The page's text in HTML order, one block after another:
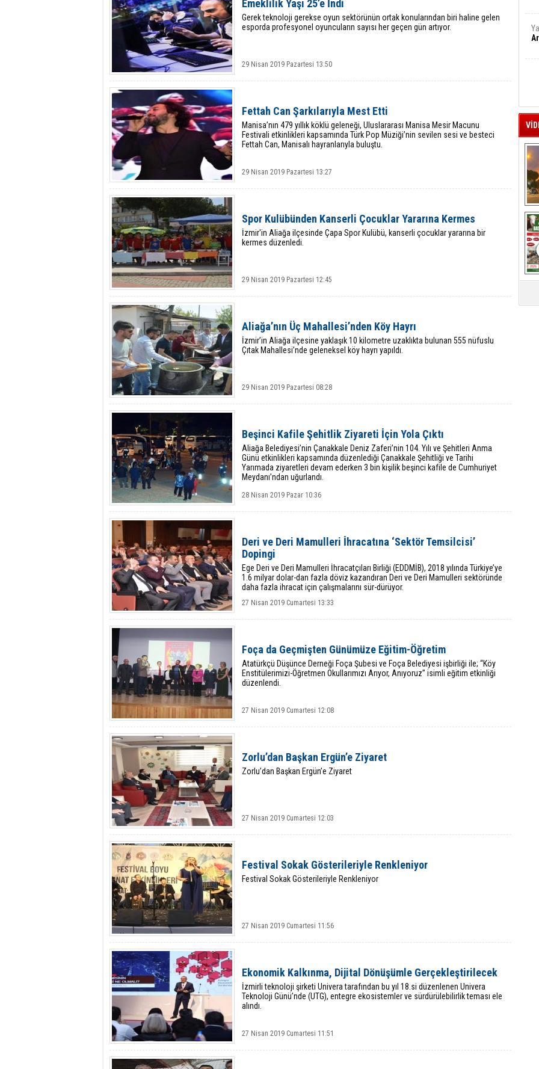
Emeklilik Yaşı 25’e İndi
Gerek teknoloji gerekse oyun sektörünün ortak konularından biri haline gelen
esporda profesyonel oyuncuların sayısı her geçen gün artıyor.
29 Nisan 2019 Pazartesi 13:50
Fettah Can Şarkılarıyla Mest Etti
Manisa’nın 479 yıllık köklü geleneği, Uluslararası Manisa Mesir Macunu
Festivali etkinlikleri kapsamında Türk Pop Müziği’nin sevilen sesi ve besteci
Fettah Can, Manisalı hayranlarıyla buluştu.
29 Nisan 2019 Pazartesi 13:27
Spor Kulübünden Kanserli Çocuklar Yararına Kermes
İzmir'in Aliağa ilçesinde Çapa Spor Kulübü, kanserli çocuklar yararına bir
kermes düzenledi.
29 Nisan 2019 Pazartesi 12:45
Aliağa’nın Üç Mahallesi’nden Köy Hayrı
İzmir’in Aliağa ilçesine yaklaşık 10 kilometre uzaklıkta bulunan 555 nüfuslu
Çıtak Mahallesi’nde geleneksel köy hayrı yapıldı.
29 Nisan 2019 Pazartesi 08:28
Beşinci Kafile Şehitlik Ziyareti İçin Yola Çıktı
Aliağa Belediyesi’nin Çanakkale Deniz Zaferi’nin 104. Yılı ve Şehitleri Anma
Günü etkinlikleri kapsamında düzenlediği Çanakkale Şehitliği ve Tarihi
Yarımada ziyaretleri devam ederken 3 bin kişilik beşinci kafile de Cumhuriyet
Meydanı’ndan uğurlandı.
28 Nisan 2019 Pazar 10:36
Deri ve Deri Mamulleri İhracatına ‘Sektör Temsilcisi’
Dopingi
Ege Deri ve Deri Mamulleri İhracatçıları Birliği (EDDMİB), 2018 yılında Türkiye’ye
1.6 milyar dolar-dan fazla döviz kazandıran Deri ve Deri Mamulleri sektöründe
daha fazla ihracat için çalışmalarını sür-dürüyor.
27 Nisan 2019 Cumartesi 13:33
Foça da Geçmişten Günümüze Eğitim-Öğretim
Atatürkçü Düşünce Derneği Foça Şubesi ve Foça Belediyesi işbirliği ile; ‘‘Köy
Enstitülerimizi-Öğretmen Okullarımızı Arıyor, Anıyoruz’’ isimli eğitim etkinliği
düzenlendi.
27 Nisan 2019 Cumartesi 12:08
Zorlu’dan Başkan Ergün’e Ziyaret
Zorlu’dan Başkan Ergün’e Ziyaret
27 Nisan 2019 Cumartesi 12:03
Festival Sokak Gösterileriyle Renkleniyor
Festival Sokak Gösterileriyle Renkleniyor
27 Nisan 2019 Cumartesi 11:56
Ekonomik Kalkınma, Dijital Dönüşümle Gerçekleştirilecek
İzmirli teknoloji şirketi Univera tarafından bu yıl 18.si düzenlenen Univera
Teknoloji Günü’nde (UTG), entegre ekosistemler ve sürdürülebilirlik teması ele
alındı.
27 Nisan 2019 Cumartesi 11:51